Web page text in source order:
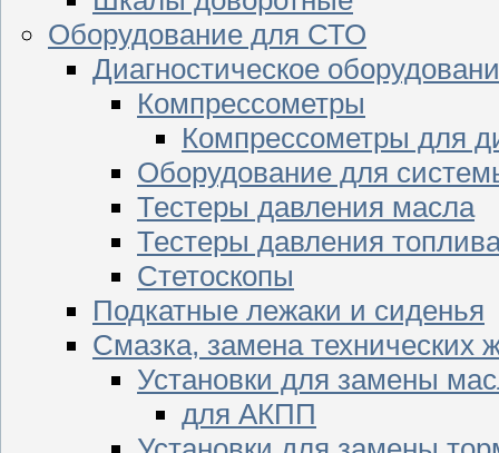
Оборудование для СТО
Диагностическое
Компрессометры
Компрессометры для
Оборудование для
Тестеры давления масла
Тестеры давления
Стетоскопы
Подкатные лежаки и сиденья
Смазка, замена технических
Установки для замены
для АКПП